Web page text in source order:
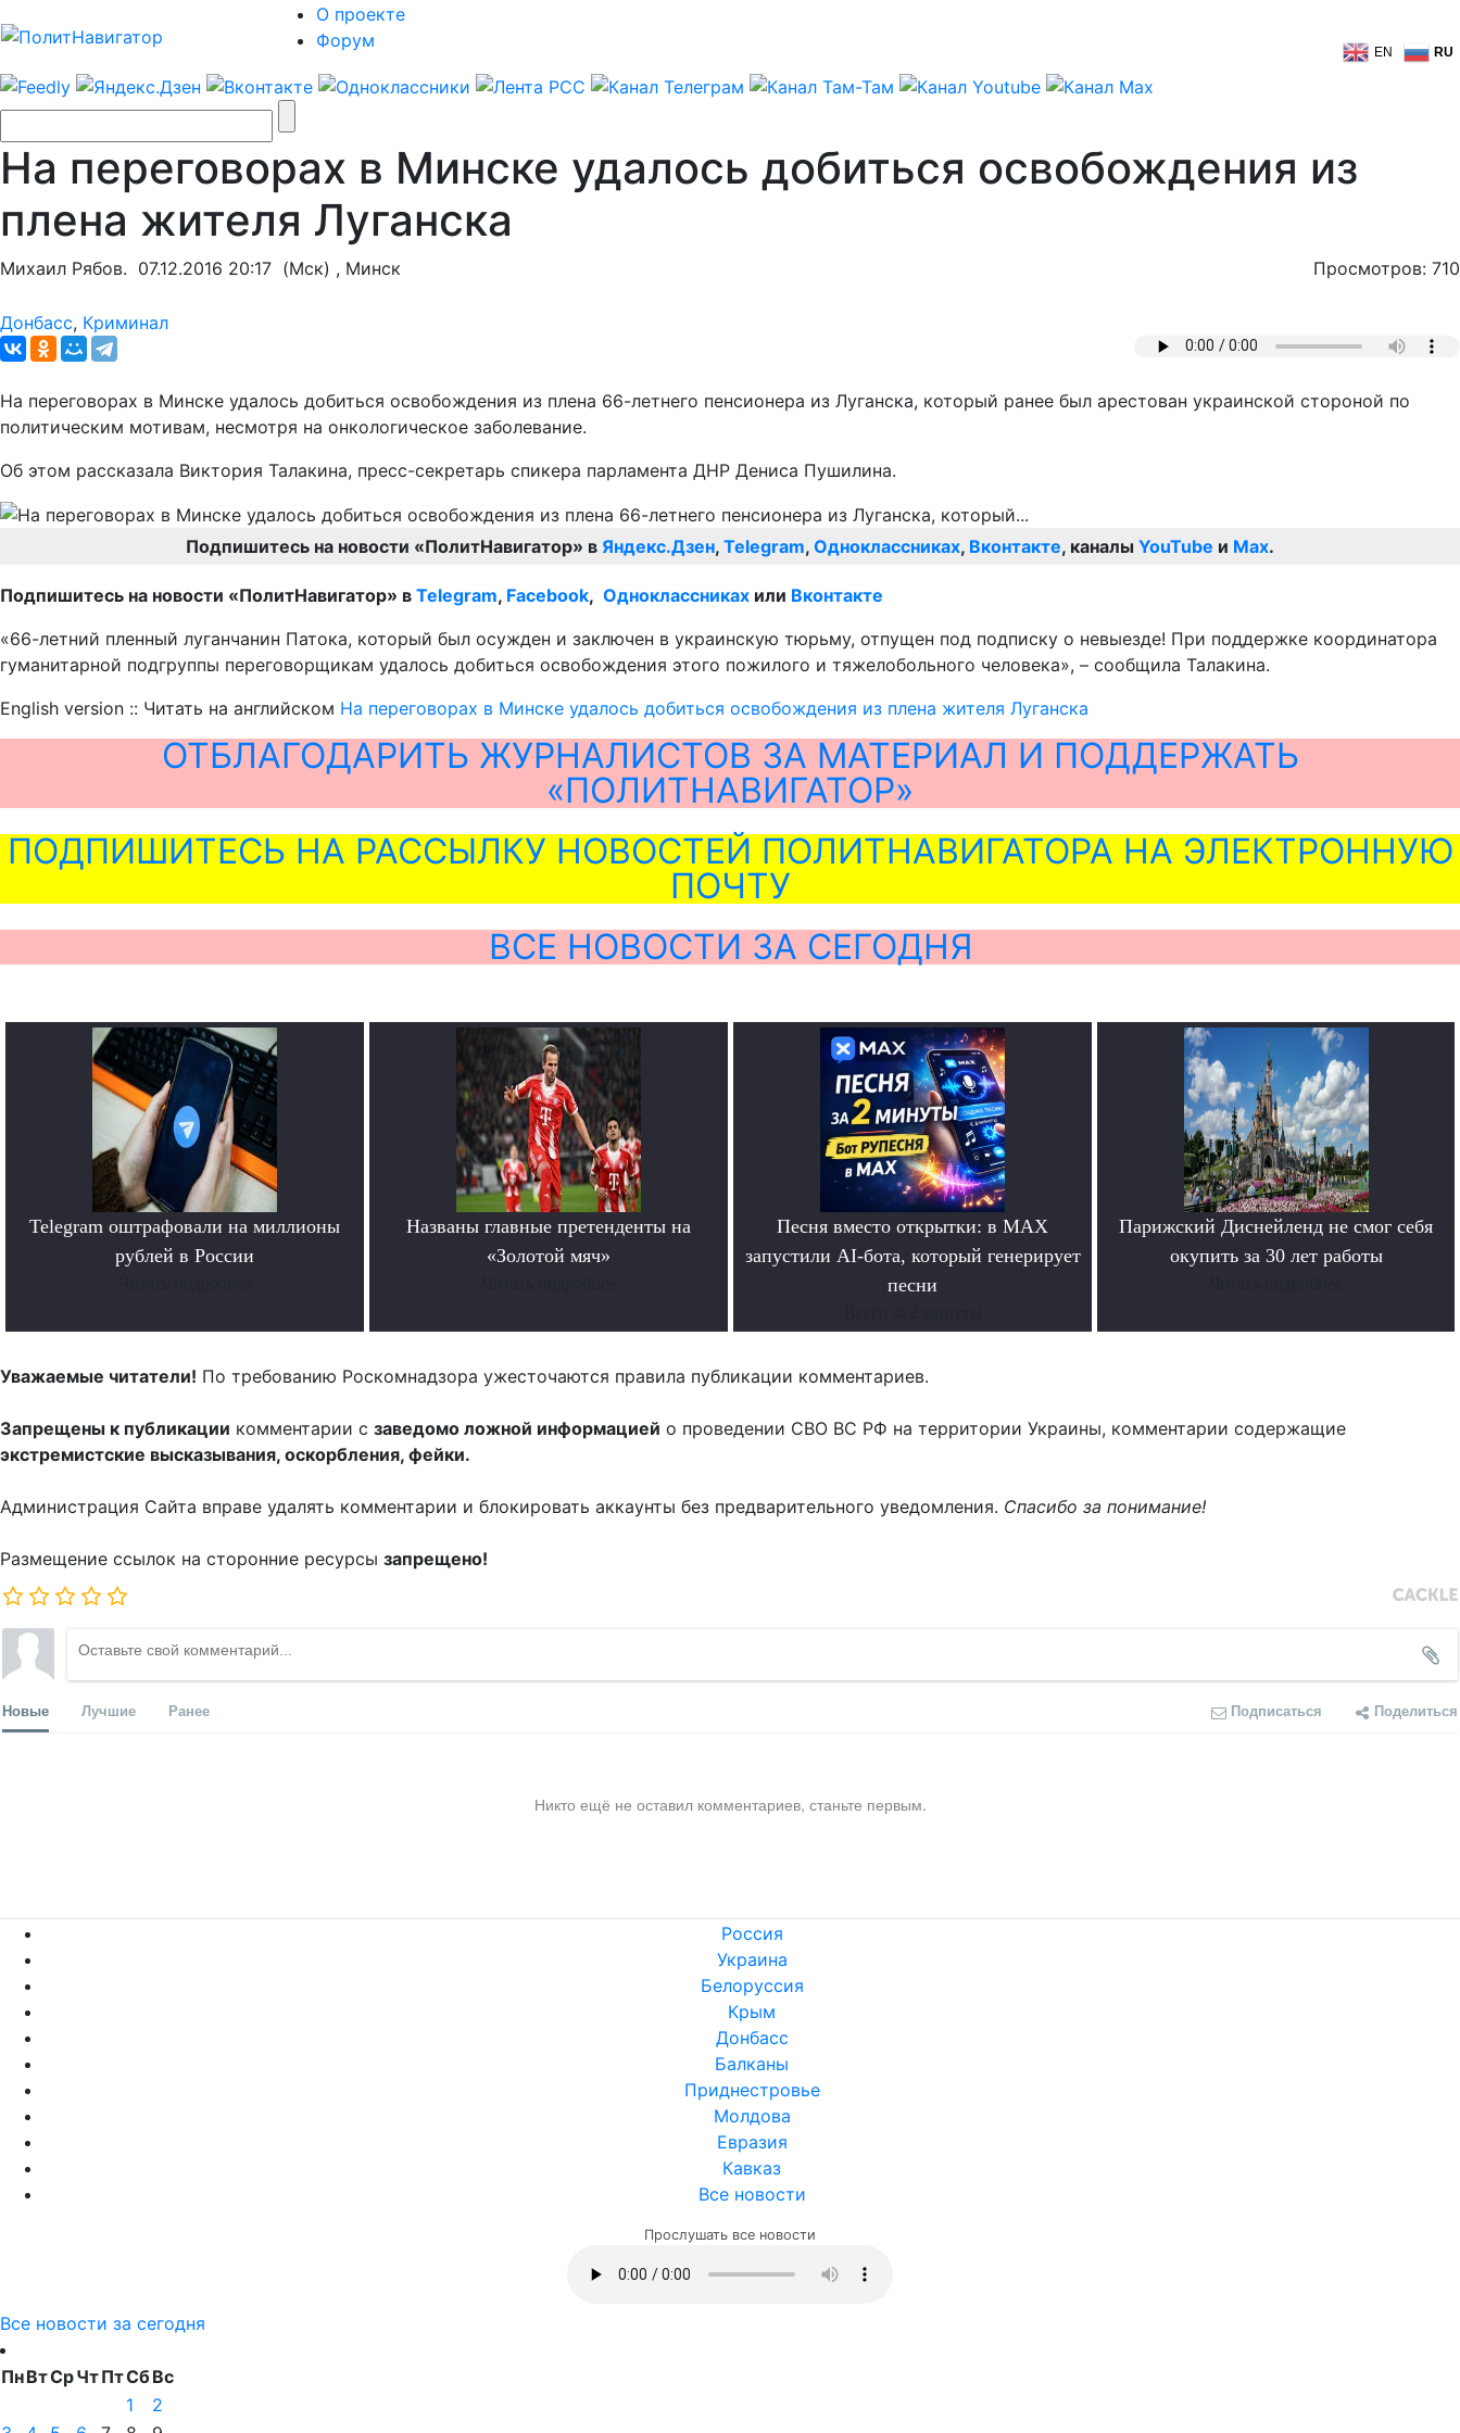
О проекте
Форум
EN RU
На переговорах в Минске удалось добиться освобождения из
плена жителя Луганска
Михаил Рябов. 07.12.2016 20:17 (Мск) , Минск Просмотров: 710
Донбасс, Криминал
На переговорах в Минске удалось добиться освобождения из плена 66-летнего пенсионера из Луганска, который ранее был арестован украинской стороной по
политическим мотивам, несмотря на онкологическое заболевание.
Об этом рассказала Виктория Талакина, пресс-секретарь спикера парламента ДНР Дениса Пушилина.
Подпишитесь на новости «ПолитНавигатор» в Яндекс.Дзен, Telegram, Одноклассниках, Вконтакте, каналы YouTube и Max.
Подпишитесь на новости «ПолитНавигатор» в Telegram, Facebook, Одноклассниках или Вконтакте
«66-летний пленный луганчанин Патока, который был осужден и заключен в украинскую тюрьму, отпущен под подписку о невыезде! При поддержке координатора
гуманитарной подгруппы переговорщикам удалось добиться освобождения этого пожилого и тяжелобольного человека», – сообщила Талакина.
English version :: Читать на английском На переговорах в Минске удалось добиться освобождения из плена жителя Луганска
ОТБЛАГОДАРИТЬ ЖУРНАЛИСТОВ ЗА МАТЕРИАЛ И ПОДДЕРЖАТЬ
«ПОЛИТНАВИГАТОР»
ПОДПИШИТЕСЬ НА РАССЫЛКУ НОВОСТЕЙ ПОЛИТНАВИГАТОРА НА ЭЛЕКТРОННУЮ
ПОЧТУ
ВСЕ НОВОСТИ ЗА СЕГОДНЯ
Telegram оштрафовали на миллионы
рублей в России
Названы главные претенденты на
«Золотой мяч»
Песня вместо открытки: в MAX
запустили AI-бота, который генерирует
песни
Парижский Диснейленд не смог себя
окупить за 30 лет работы
Уважаемые читатели! По требованию Роскомнадзора ужесточаются правила публикации комментариев.
Запрещены к публикации комментарии с заведомо ложной информацией о проведении СВО ВС РФ на территории Украины, комментарии содержащие
экстремистские высказывания, оскорбления, фейки.
Администрация Сайта вправе удалять комментарии и блокировать аккаунты без предварительного уведомления. Спасибо за понимание!
Размещение ссылок на сторонние ресурсы запрещено!
Новые Лучшие Ранее Подписаться Поделиться
Никто ещё не оставил комментариев, станьте первым.
Россия
Украина
Белоруссия
Крым
Донбасс
Балканы
Приднестровье
Молдова
Евразия
Кавказ
Все новости
Прослушать все новости
Все новости за сегодня
ПнВтСрЧтПтСбВс
1
2